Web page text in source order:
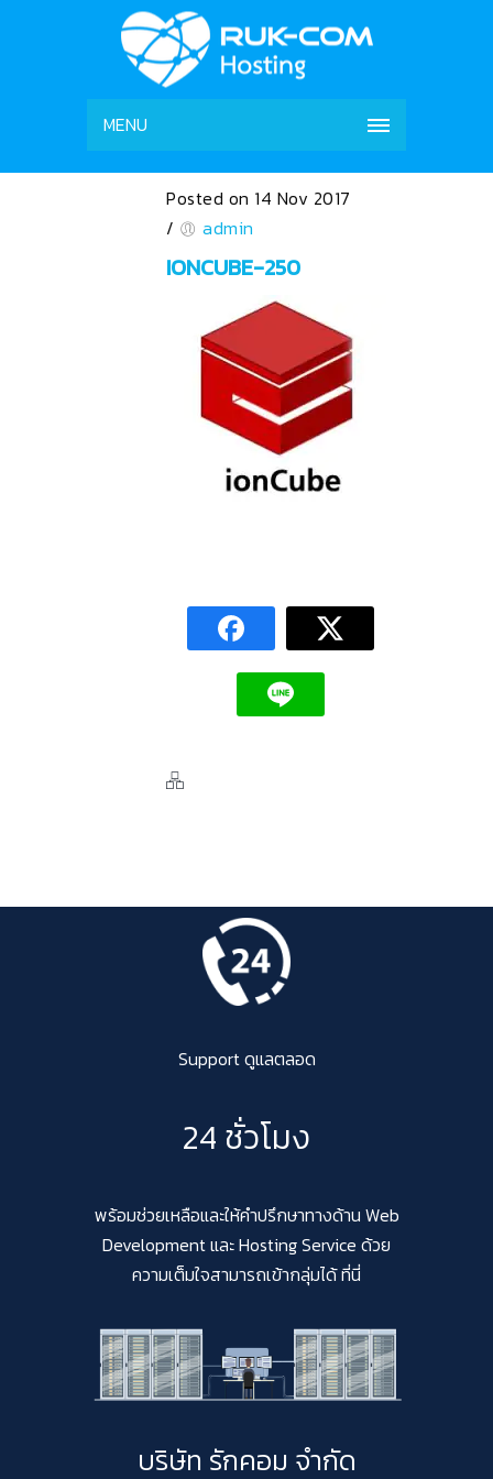
MENU
Posted on 14 Nov 2017
/
admin
IONCUBE-250
Support ดูแลตลอด
24 ชั่วโมง
พร้อมช่วยเหลือและให้คำปรึกษาทางด้าน Web
Development และ Hosting Service ด้วย
ความเต็มใจสามารถเข้ากลุ่มได้ ที่นี่
บริษัท รักคอม จำกัด